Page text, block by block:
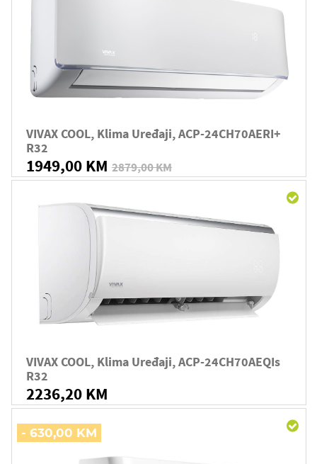
VIVAX COOL, Klima Uređaji, ACP-24CH70AERI+
R32
1949,00 KM 2879,00 KM
VIVAX COOL, Klima Uređaji, ACP-24CH70AEQIs
R32
2236,20 KM
- 630,00 KM